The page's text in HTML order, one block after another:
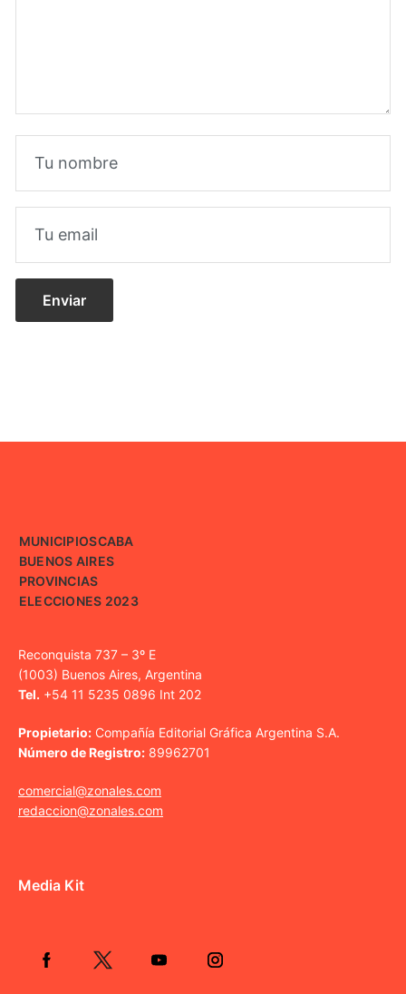
MUNICIPIOSCABA
BUENOS AIRES
PROVINCIAS
ELECCIONES 2023
Reconquista 737 – 3º E
(1003) Buenos Aires, Argentina
Tel. +54 11 5235 0896 Int 202
Propietario: Compañía Editorial Gráfica Argentina S.A.
Número de Registro: 89962701
comercial@zonales.com
redaccion@zonales.com
Media Kit